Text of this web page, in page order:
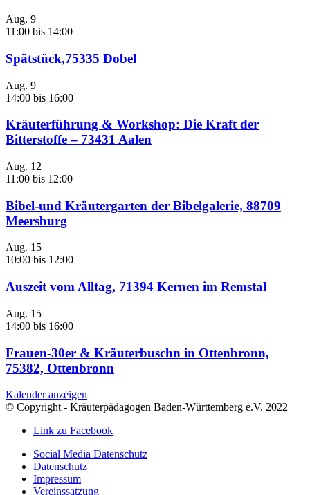
Aug. 9
11:00 bis 14:00
Spätstück,75335 Dobel
Aug. 9
14:00 bis 16:00
Kräuterführung & Workshop: Die Kraft der
Bitterstoffe – 73431 Aalen
Aug. 12
11:00 bis 12:00
Bibel-und Kräutergarten der Bibelgalerie, 88709
Meersburg
Aug. 15
10:00 bis 12:00
Auszeit vom Alltag, 71394 Kernen im Remstal
Aug. 15
14:00 bis 16:00
Frauen-30er & Kräuterbuschn in Ottenbronn,
75382, Ottenbronn
Kalender anzeigen
© Copyright - Kräuterpädagogen Baden-Württemberg e.V. 2022
Link zu Facebook
Social Media Datenschutz
Datenschutz
Impressum
Vereinssatzung